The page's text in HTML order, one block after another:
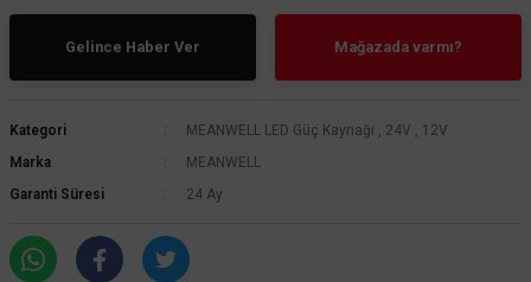
Gelince Haber Ver Mağazada varmı?
Kategori MEANWELL LED Güç Kaynağı , 24V , 12V
Marka
MEANWELL
Garanti Süresi
24 Ay